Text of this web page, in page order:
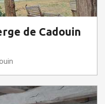
de Cadouin